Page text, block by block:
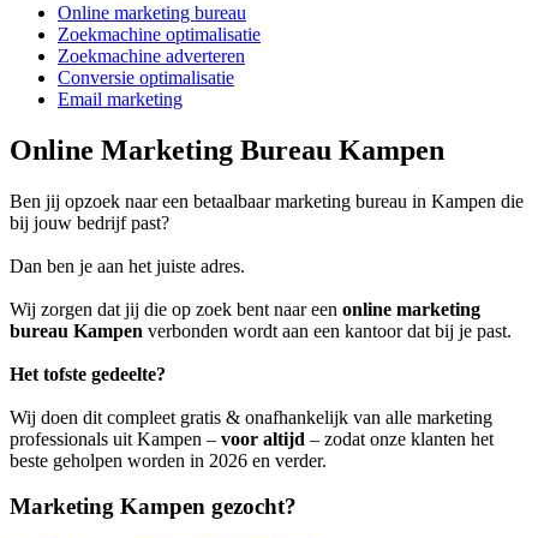
Online marketing bureau
Zoekmachine optimalisatie
Zoekmachine adverteren
Conversie optimalisatie
Email marketing
Online Marketing Bureau Kampen
Ben jij opzoek naar een betaalbaar marketing bureau in Kampen die
bij jouw bedrijf past?
Dan ben je aan het juiste adres.
Wij zorgen dat jij die op zoek bent naar een online marketing
bureau Kampen verbonden wordt aan een kantoor dat bij je past.
Het tofste gedeelte?
Wij doen dit compleet gratis & onafhankelijk van alle marketing
professionals uit Kampen – voor altijd – zodat onze klanten het
beste geholpen worden in 2026 en verder.
Marketing Kampen gezocht?